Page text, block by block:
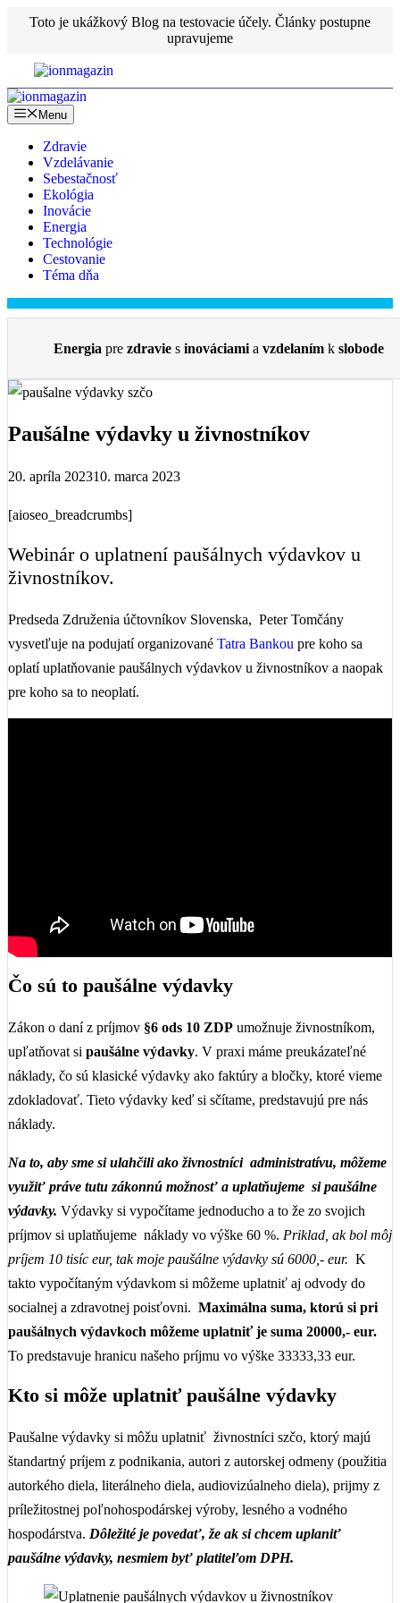
Preskočiť
Toto je ukážkový Blog na testovacie účely. Články postupne
upravujeme
Menu
Zdravie
Vzdelávanie
Sebestačnosť
Ekológia
Inovácie
Energia
Technológie
Cestovanie
Téma dňa
Energia pre zdravie s inováciami a vzdelaním k slobode
Paušálne výdavky u živnostníkov
20. apríla 202310. marca 2023
[aioseo_breadcrumbs]
Webinár o uplatnení paušálnych výdavkov u
živnostníkov.
Predseda Združenia účtovníkov Slovenska, Peter Tomčány
vysvetľuje na podujatí organizované Tatra Bankou pre koho sa
oplatí uplatňovanie paušálnych výdavkov u živnostníkov a naopak
pre koho sa to neoplatí.
Čo sú to paušálne výdavky
Zákon o daní z príjmov §6 ods 10 ZDP umožnuje živnostníkom,
upľatňovat si paušálne výdavky. V praxi máme preukázateľné
náklady, čo sú klasické výdavky ako faktúry a bločky, ktoré vieme
zdokladovať. Tieto výdavky keď si sčítame, predstavujú pre nás
náklady.
Na to, aby sme si ulahčili ako živnostníci administratívu, môžeme
využiť práve tutu zákonnú možnosť a uplatňujeme si paušálne
výdavky. Výdavky si vypočítame jednoducho a to že zo svojich
príjmov si uplatňujeme náklady vo výške 60 %. Priklad, ak bol môj
príjem 10 tisíc eur, tak moje paušálne výdavky sú 6000,- eur. K
takto vypočítaným výdavkom si môžeme uplatniť aj odvody do
socialnej a zdravotnej poisťovni. Maximálna suma, ktorú si pri
paušálnych výdavkoch môžeme uplatniť je suma 20000,- eur.
To predstavuje hranicu našeho príjmu vo výške 33333,33 eur.
Kto si môže uplatniť paušálne výdavky
Paušalne výdavky si môžu uplatniť živnostníci szčo, ktorý majú
štandartný príjem z podnikania, autori z autorskej odmeny (použitia
autorkého diela, literálneho diela, audiovizúalneho diela), prijmy z
príležitostnej poľnohospodárskej výroby, lesného a vodného
hospodárstva. Dôležité je povedať, že ak si chcem uplaniť
paušálne výdavky, nesmiem byť platiteľom DPH.